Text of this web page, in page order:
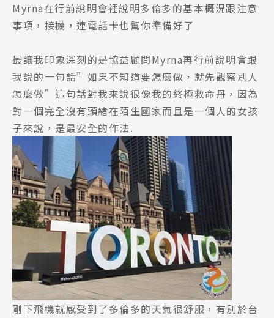
Myrna在行前說明會裡說明多倫多的基本概況跟注意
事項，接機，連電話卡也幫你準備好了
最讓我印象深刻的是協益顧問Myrna再行前說明會跟
我說的一句話”如果不知道要怎麼做，就先觀察別人
怎麼做”這句話對我來說很像我的終極救命丹，因為
對一個完全沒有頭緒在陌生國家而且是一個人的女孩
子來說，是最安全的作法.
剛下飛機就感受到了多倫多的天氣很舒服，有別於台